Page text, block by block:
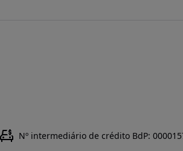
Nº intermediário de crédito BdP: